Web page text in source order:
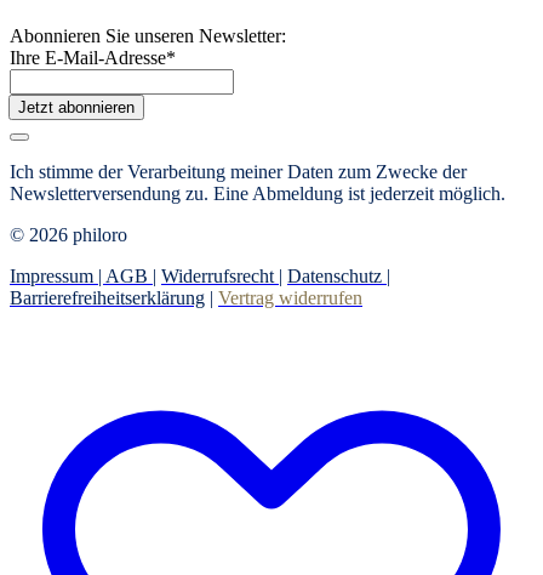
Abonnieren Sie unseren Newsletter:
Ihre E-Mail-Adresse*
Jetzt abonnieren
Ich stimme der Verarbeitung meiner Daten zum Zwecke der
Newsletterversendung zu. Eine Abmeldung ist jederzeit möglich.
© 2026 philoro
Impressum | AGB | Widerrufsrecht | Datenschutz |
Barrierefreiheitserklärung | Vertrag widerrufen